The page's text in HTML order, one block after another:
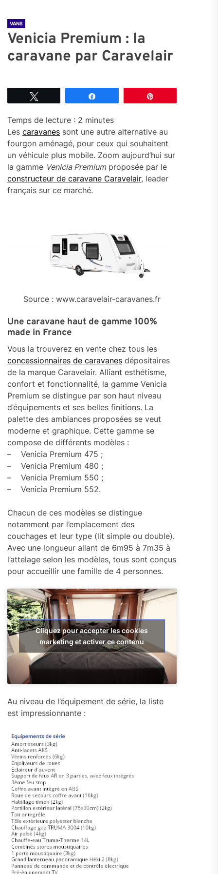
VANS
Venicia Premium : la
caravane par Caravelair
Temps de lecture : 2 minutes
Les caravanes sont une autre alternative au
fourgon aménagé, pour ceux qui souhaitent
un véhicule plus mobile. Zoom aujourd’hui sur
la gamme Venicia Premiumproposée par le
constructeur de caravane Caravelair, leader
français sur ce marché.
Source : www.caravelair-caravanes.fr
Une caravane haut de gamme 100%
made in France
Vous la trouverez en vente chez tous les
concessionnaires de caravanes dépositaires
de la marque Caravelair. Alliant esthétisme,
confort et fonctionnalité, la gamme Venicia
Premium se distingue par son haut niveau
d’équipements et ses belles finitions. La
palette des ambiances proposées se veut
moderne et graphique. Cette gamme se
compose de différents modèles :
– Venicia Premium 475 ;
– Venicia Premium 480 ;
– Venicia Premium 550 ;
– Venicia Premium 552.
Chacun de ces modèles se distingue
notamment par l’emplacement des
couchages et leur type (lit simple ou double).
Avec une longueur allant de 6m95 à 7m35 à
l’attelage selon les modèles, tous sont conçus
pour accueillir une famille de 4 personnes.
Cliquez pour accepter les cookies
marketing et activer ce contenu
Au niveau de l’équipement de série, la liste
est impressionnante :